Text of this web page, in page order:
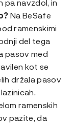
Na BeSafe
ramenskimi
del tega
pasov med
kot se
držala pasov
ramenskih
pazite, da